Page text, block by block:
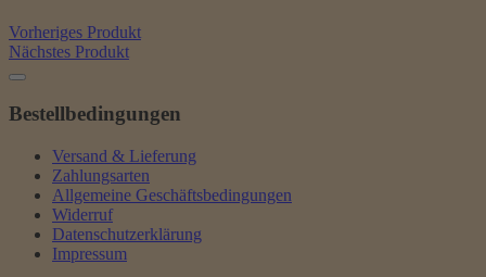
Vorheriges Produkt
Nächstes Produkt
Bestellbedingungen
Versand & Lieferung
Zahlungsarten
Allgemeine Geschäftsbedingungen
Widerruf
Datenschutzerklärung
Impressum